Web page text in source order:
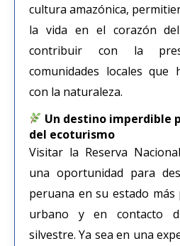
cultura amazónica,
la vida en el corazón
contribuir con la
comunidades locales que
con la naturaleza.
Un destino imperdible
del ecoturismo
Visitar la Reserva
una oportunidad para
peruana en su estado
urbano y en contacto
silvestre. Ya sea en una